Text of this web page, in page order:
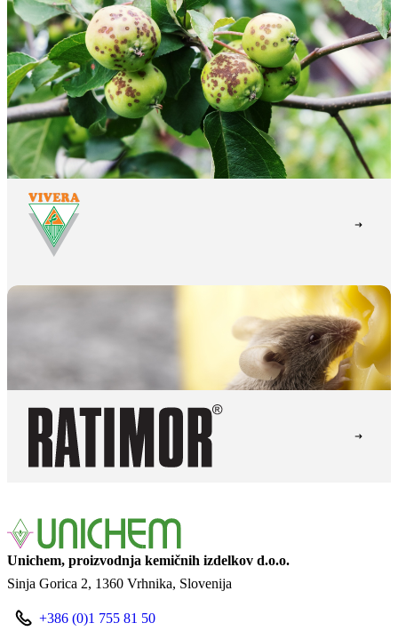
Unichem, proizvodnja kemičnih izdelkov d.o.o.
Sinja Gorica 2 1360 Vrhnika Slovenija
+386 (0)1 755 81 50